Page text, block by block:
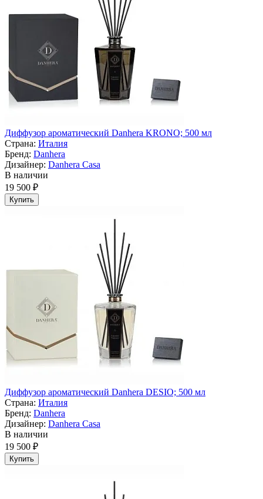
Диффузор ароматический Danhera KRONO; 500 мл
Страна: Италия
Бренд: Danhera
Дизайнер: Danhera Casa
В наличии
19 500 ₽
Купить
Диффузор ароматический Danhera DESIO; 500 мл
Страна: Италия
Бренд: Danhera
Дизайнер: Danhera Casa
В наличии
19 500 ₽
Купить